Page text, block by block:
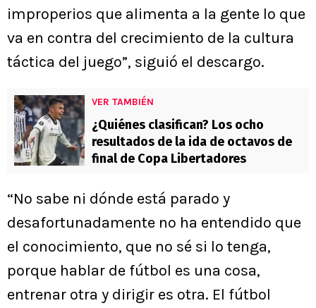
improperios que alimenta a la gente lo que
va en contra del crecimiento de la cultura
táctica del juego”, siguió el descargo.
VER TAMBIÉN
¿Quiénes clasifican? Los ocho
resultados de la ida de octavos de
final de Copa Libertadores
“No sabe ni dónde está parado y
desafortunadamente no ha entendido que
el conocimiento, que no sé si lo tenga,
porque hablar de fútbol es una cosa,
entrenar otra y dirigir es otra. El fútbol